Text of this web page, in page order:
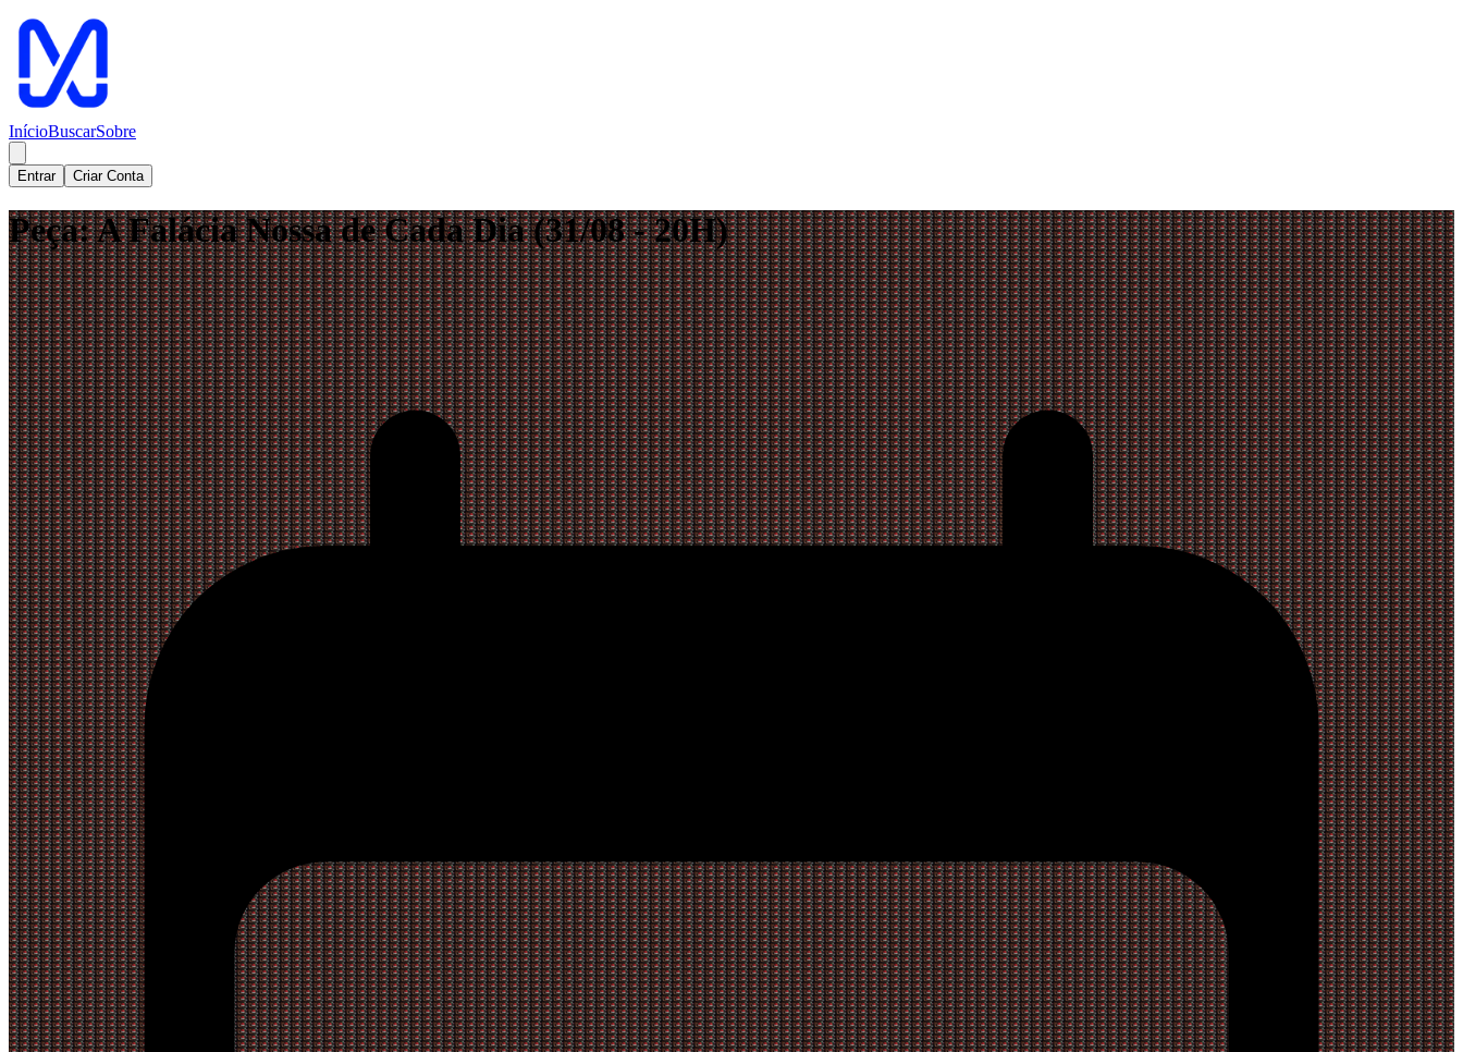
InícioBuscarSobre
Entrar Criar Conta
Peça: A Falácia Nossa de Cada Dia (31/08 - 20H)